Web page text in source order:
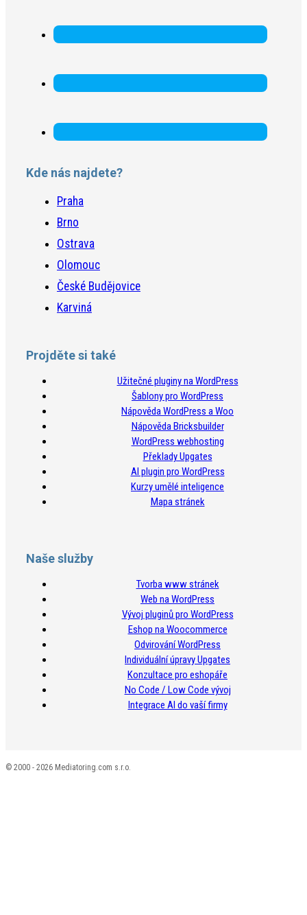
Kde nás najdete?
Praha
Brno
Ostrava
Olomouc
České Budějovice
Karviná
Projděte si také
Užitečné pluginy na WordPress
Šablony pro WordPress
Nápověda WordPress a Woo
Nápověda Bricksbuilder
WordPress webhosting
Překlady Upgates
AI plugin pro WordPress
Kurzy umělé inteligence
Mapa stránek
Naše služby
Tvorba www stránek
Web na WordPress
Vývoj pluginů pro WordPress
Eshop na Woocommerce
Odvirování WordPress
Individuální úpravy Upgates
Konzultace pro eshopáře
No Code / Low Code vývoj
Integrace AI do vaší firmy
© 2000 - 2026 Mediatoring.com s.r.o.